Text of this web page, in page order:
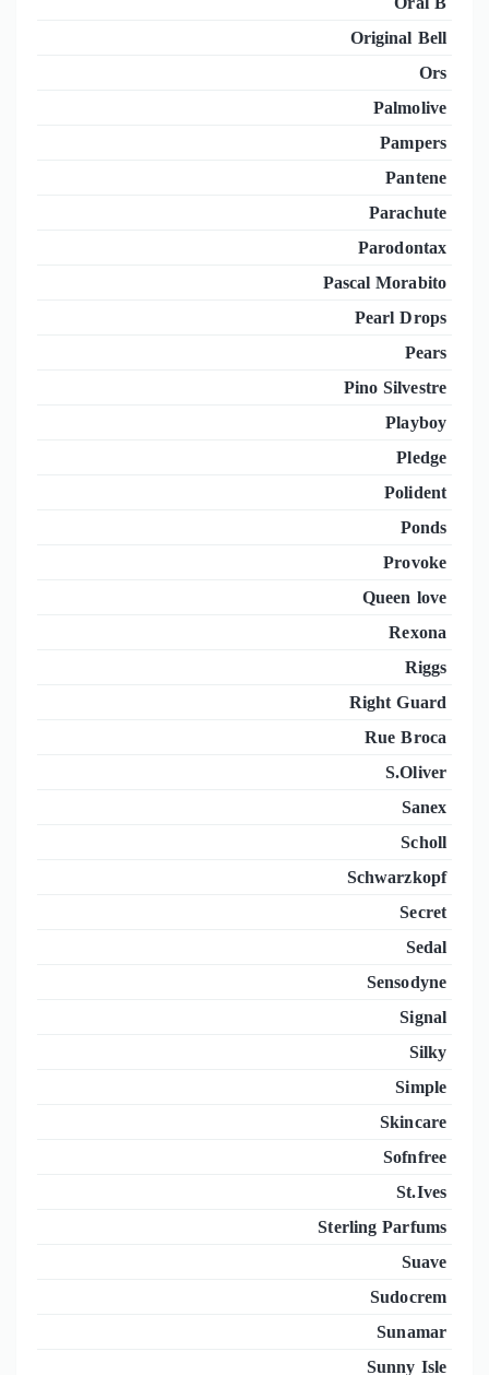
Original Bell
Ors
Palmolive
Pampers
Pantene
Parachute
Parodontax
Pascal Morabito
Pearl Drops
Pears
Pino Silvestre
Playboy
Pledge
Polident
Ponds
Provoke
Queen love
Rexona
Riggs
Right Guard
Rue Broca
S.Oliver
Sanex
Scholl
Schwarzkopf
Secret
Sedal
Sensodyne
Signal
Silky
Simple
Skincare
Sofnfree
St.Ives
Sterling Parfums
Suave
Sudocrem
Sunamar
Sunny Isle